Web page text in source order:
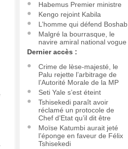
Habemus Premier ministre
Kengo rejoint Kabila
L’homme qui défend Boshab
Malgré la bourrasque, le
navire amiral national vogue
Dernier accès :
Crime de lèse-majesté, le
Palu rejette l’arbitrage de
l’Autorité Morale de la MP
Seti Yale s’est éteint
Tshisekedi paraît avoir
réclamé un protocole de
Chef d’Etat qu’il dit être
Moïse Katumbi aurait jeté
l’éponge en faveur de Félix
Tshisekedi